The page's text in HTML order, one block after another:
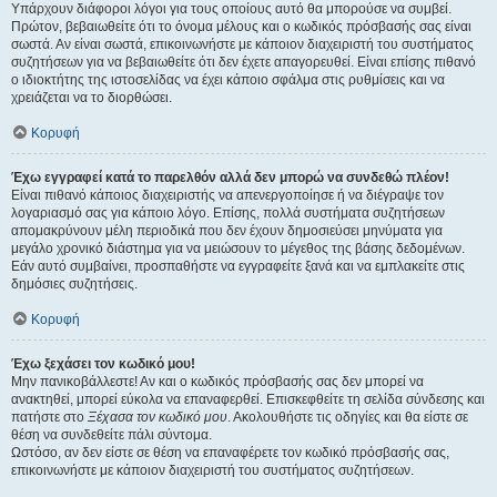
Υπάρχουν διάφοροι λόγοι για τους οποίους αυτό θα μπορούσε να συμβεί.
Πρώτον, βεβαιωθείτε ότι το όνομα μέλους και ο κωδικός πρόσβασής σας είναι
σωστά. Αν είναι σωστά, επικοινωνήστε με κάποιον διαχειριστή του συστήματος
συζητήσεων για να βεβαιωθείτε ότι δεν έχετε απαγορευθεί. Είναι επίσης πιθανό
ο ιδιοκτήτης της ιστοσελίδας να έχει κάποιο σφάλμα στις ρυθμίσεις και να
χρειάζεται να το διορθώσει.
Κορυφή
Έχω εγγραφεί κατά το παρελθόν αλλά δεν μπορώ να συνδεθώ πλέον!
Είναι πιθανό κάποιος διαχειριστής να απενεργοποίησε ή να διέγραψε τον
λογαριασμό σας για κάποιο λόγο. Επίσης, πολλά συστήματα συζητήσεων
απομακρύνουν μέλη περιοδικά που δεν έχουν δημοσιεύσει μηνύματα για
μεγάλο χρονικό διάστημα για να μειώσουν το μέγεθος της βάσης δεδομένων.
Εάν αυτό συμβαίνει, προσπαθήστε να εγγραφείτε ξανά και να εμπλακείτε στις
δημόσιες συζητήσεις.
Κορυφή
Έχω ξεχάσει τον κωδικό μου!
Μην πανικοβάλλεστε! Αν και ο κωδικός πρόσβασής σας δεν μπορεί να
ανακτηθεί, μπορεί εύκολα να επαναφερθεί. Επισκεφθείτε τη σελίδα σύνδεσης και
πατήστε στο Ξέχασα τον κωδικό μου. Ακολουθήστε τις οδηγίες και θα είστε σε
θέση να συνδεθείτε πάλι σύντομα.
Ωστόσο, αν δεν είστε σε θέση να επαναφέρετε τον κωδικό πρόσβασής σας,
επικοινωνήστε με κάποιον διαχειριστή του συστήματος συζητήσεων.